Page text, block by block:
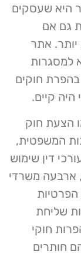
היא שעסקים
גם אם
אתר
למסגרות
בהפרת חוקים
קיים.
הצעת חוק
המשפטית,
דין שימוש
ארבעה משרדי
הפרטיות
שליחת
חוקי
חותרים